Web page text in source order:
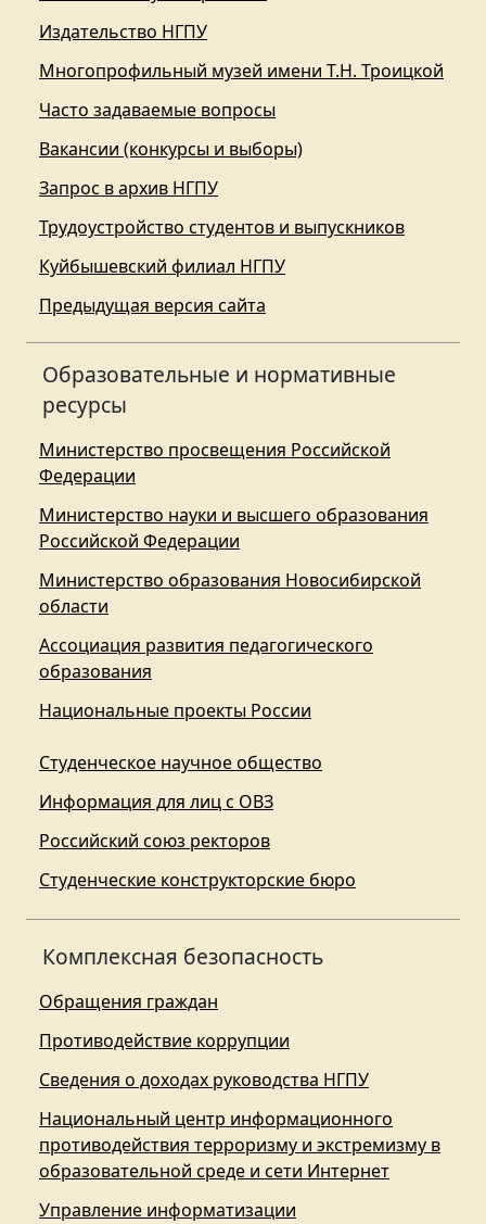
Издательство НГПУ
Многопрофильный музей имени Т.Н. Троицкой
Часто задаваемые вопросы
Вакансии (конкурсы и выборы)
Запрос в архив НГПУ
Трудоустройство студентов и выпускников
Куйбышевский филиал НГПУ
Предыдущая версия сайта
Образовательные и нормативные
ресурсы
Министерство просвещения Российской
Федерации
Министерство науки и высшего образования
Российской Федерации
Министерство образования Новосибирской
области
Ассоциация развития педагогического
образования
Национальные проекты России
Студенческое научное общество
Информация для лиц с ОВЗ
Российский союз ректоров
Студенческие конструкторские бюро
Комплексная безопасность
Обращения граждан
Противодействие коррупции
Сведения о доходах руководства НГПУ
Национальный центр информационного
противодействия терроризму и экстремизму в
образовательной среде и сети Интернет
Управление информатизации